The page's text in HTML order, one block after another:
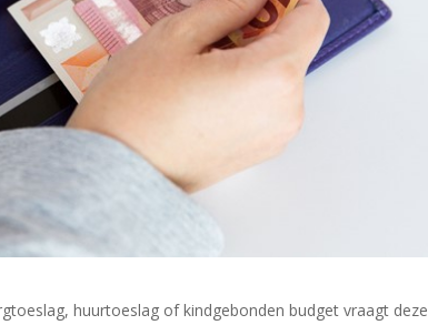
huurtoeslag of kindgebonden budget vraagt